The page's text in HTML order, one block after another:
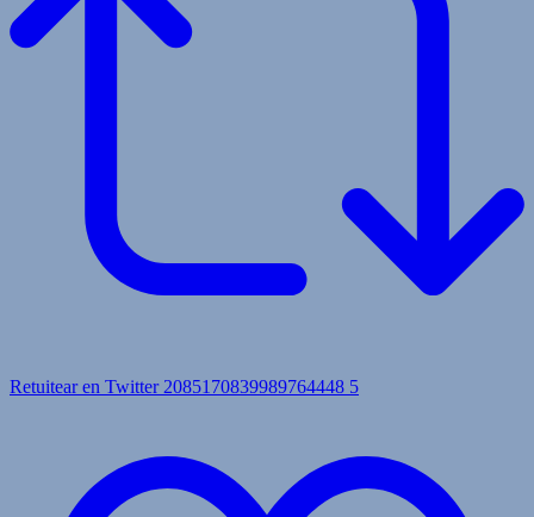
Retuitear en Twitter 2085170839989764448 5